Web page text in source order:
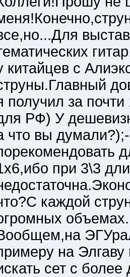
китайцев с
получил за
РФ) У
что вы
при 3\3
каждой
на
сет с